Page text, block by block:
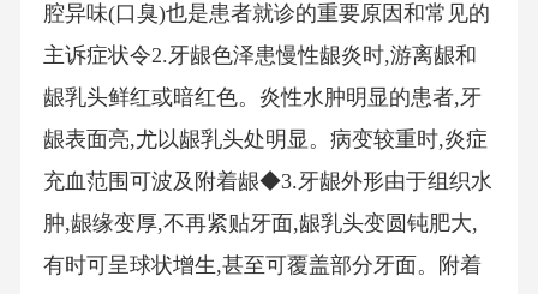
腔异味(口臭)也是患者就诊的重要原因和常见的
主诉症状令2.牙龈色泽患慢性龈炎时,游离龈和
龈乳头鲜红或暗红色。炎性水肿明显的患者,牙
龈表面亮,尤以龈乳头处明显。病变较重时,炎症
充血范围可波及附着龈◆3.牙龈外形由于组织水
肿,龈缘变厚,不再紧贴牙面,龈乳头变圆钝肥大,
有时可呈球状增生,甚至可覆盖部分牙面。附着